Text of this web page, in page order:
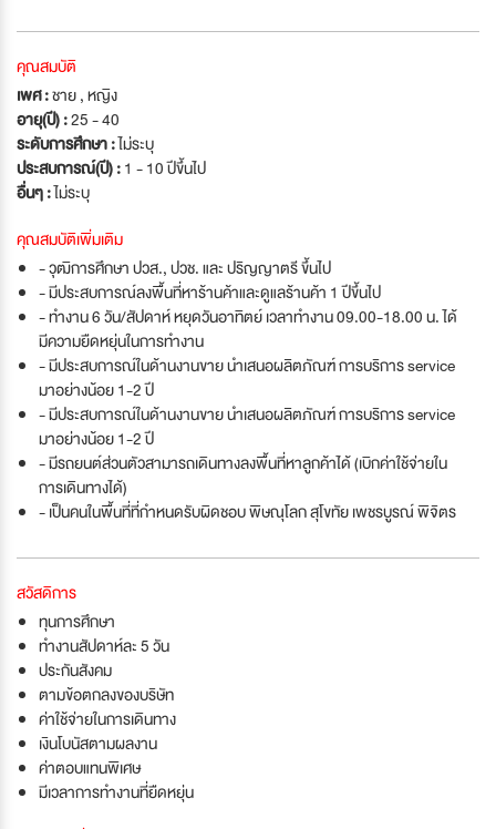
คุณสมบัติ
เพศ :ชาย , หญิง
อายุ(ปี) :25 - 40
ระดับการศึกษา :ไม่ระบุ
ประสบการณ์(ปี) :1 - 10 ปีขึ้นไป
อื่นๆ :ไม่ระบุ
คุณสมบัติเพิ่มเติม
- วุฒิการศึกษา ปวส., ปวช. และ ปริญญาตรี ขึ้นไป
- มีประสบการณ์ลงพื้นที่หาร้านค้าและดูแลร้านค้า 1 ปีขึ้นไป
- ทำงาน 6 วัน/สัปดาห์ หยุดวันอาทิตย์ เวลาทำงาน 09.00-18.00 น. ได้
มีความยืดหยุ่นในการทำงาน
- มีประสบการณ์ในด้านงานขาย นำเสนอผลิตภัณฑ์ การบริการ service
มาอย่างน้อย 1-2 ปี
- มีประสบการณ์ในด้านงานขาย นำเสนอผลิตภัณฑ์ การบริการ service
มาอย่างน้อย 1-2 ปี
- มีรถยนต์ส่วนตัวสามารถเดินทางลงพื้นที่หาลูกค้าได้ (เบิกค่าใช้จ่ายใน
การเดินทางได้)
- เป็นคนในพื้นที่ที่กำหนดรับผิดชอบ พิษณุโลก สุโขทัย เพชรบูรณ์ พิจิตร
สวัสดิการ
ทุนการศึกษา
ทำงานสัปดาห์ละ 5 วัน
ประกันสังคม
ตามข้อตกลงของบริษัท
ค่าใช้จ่ายในการเดินทาง
เงินโบนัสตามผลงาน
ค่าตอบแทนพิเศษ
มีเวลาการทำงานที่ยืดหยุ่น